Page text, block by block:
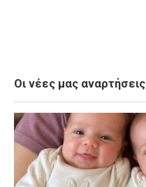
Οι νέες μας αναρτήσεις